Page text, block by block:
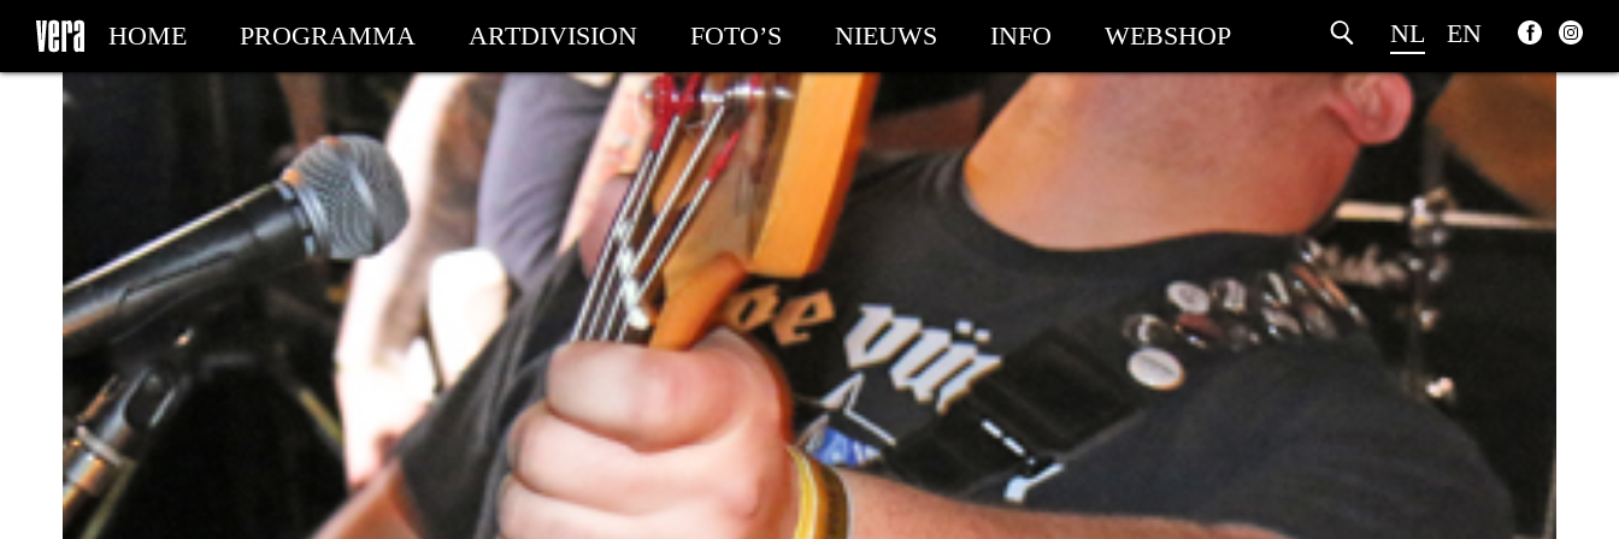
NL EN
HOME PROGRAMMA ARTDIVISION FOTO’S NIEUWS INFO WEBSHOP
MIJN TICKETS